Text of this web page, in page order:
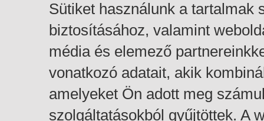
Sütiket használunk a tartalmak
biztosításához, valamint
média és elemező
vonatkozó adatait, akik
amelyeket Ön adott meg
szolgáltatásokból gyűjtöttek. A